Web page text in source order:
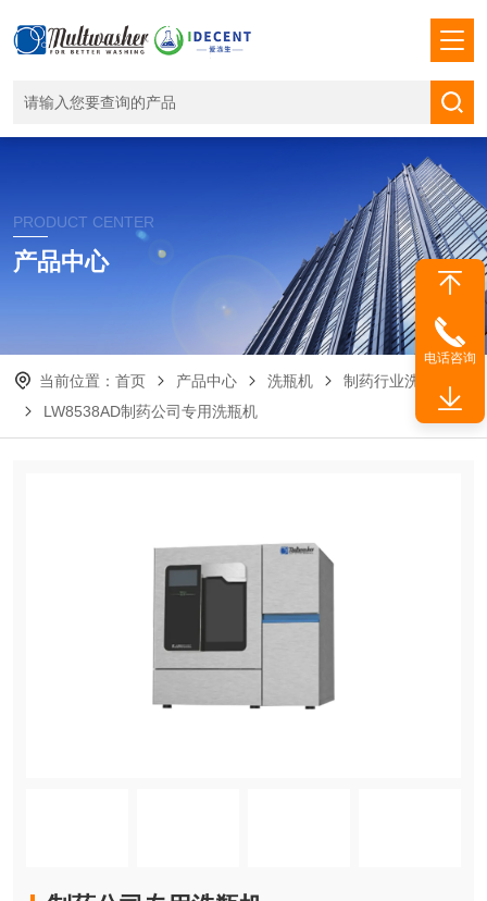
PRODUCT CENTER
产品中心
当前位置： 首页 产品中心 洗瓶机
制药行业洗瓶机
LW8538AD制药公司专用洗瓶机
电话咨询